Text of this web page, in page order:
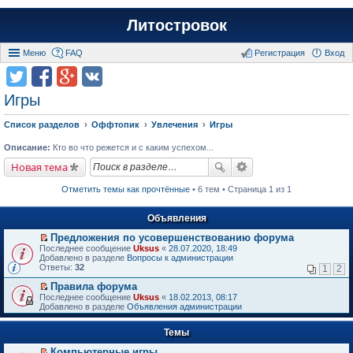
Литостровок
Меню FAQ Вход
Регистрация
Игры
Список разделов Оффтопик Увлечения Игры
Описание: Кто во что режется и с каким успехом...
Новая тема
Отметить темы как прочтённые • 6 тем • Страница 1 из 1
Объявления
П
е
р
й
т
и
к
п
в
Предложения по усовершенствованию форума
Последнее сообщение Uksus « 28.07.2020, 18:49
Добавлено в разделе Вопросы к администрации
Ответы: 32 1 2
П
е
р
е
т
и
Правила форума
Последнее сообщение Uksus « 18.02.2013, 08:17
Добавлено в разделе Объявления администрации
Темы